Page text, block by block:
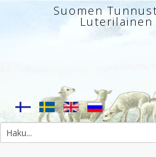
Suomen
Luterilainen